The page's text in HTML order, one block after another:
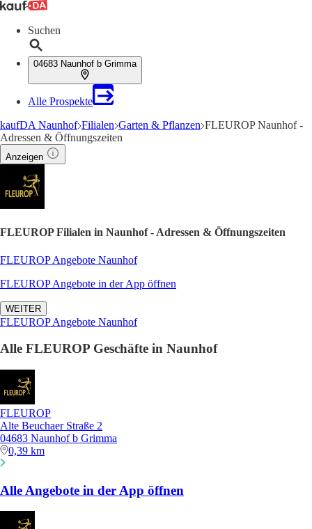
Suchen
04683 Naunhof b Grimma
Alle Prospekte
kaufDA Naunhof Filialen Garten & Pflanzen FLEUROP Naunhof -
Adressen & Öffnungszeiten
Anzeigen
FLEUROP Filialen in Naunhof - Adressen & Öffnungszeiten
FLEUROP Angebote Naunhof
FLEUROP Angebote in der App öffnen
WEITER
FLEUROP Angebote Naunhof
Alle FLEUROP Geschäfte in Naunhof
FLEUROP
Alte Beuchaer Straße 2
04683 Naunhof b Grimma
0,39 km
Alle Angebote in der App öffnen